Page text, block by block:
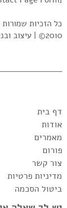
כל הזכיות
2010© |
עיצוב
דף בית
אודות
מאמרים
פורום
צור קשר
מדיניות פרטיות
ביטול הסכמה